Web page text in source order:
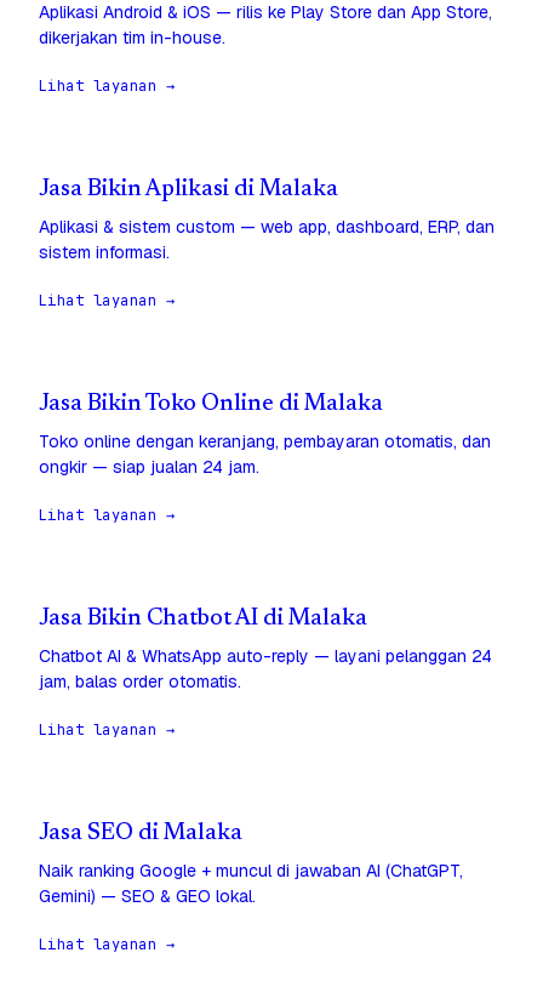
Aplikasi Android & iOS — rilis ke Play Store dan App Store,
dikerjakan tim in-house.
Lihat layanan →
Jasa Bikin Aplikasi di Malaka
Aplikasi & sistem custom — web app, dashboard, ERP, dan
sistem informasi.
Lihat layanan →
Jasa Bikin Toko Online di Malaka
Toko online dengan keranjang, pembayaran otomatis, dan
ongkir — siap jualan 24 jam.
Lihat layanan →
Jasa Bikin Chatbot AI di Malaka
Chatbot AI & WhatsApp auto-reply — layani pelanggan 24
jam, balas order otomatis.
Lihat layanan →
Jasa SEO di Malaka
Naik ranking Google + muncul di jawaban AI (ChatGPT,
Gemini) — SEO & GEO lokal.
Lihat layanan →